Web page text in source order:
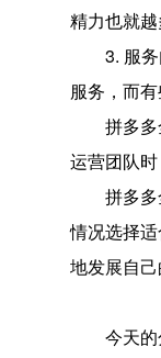
精力也就越
3. 服务
服务，而
拼多多全
运营团队
拼多多全
情况选择
地发展自己
今天的分